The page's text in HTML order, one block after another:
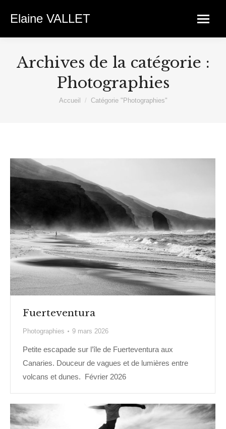
Elaine VALLET
Archives de la catégorie :
Photographies
Vous êtes ici :
Accueil Catégorie "Photographies"
Fuerteventura
Photographies 9 mars 2026
Petite escapade sur l’île de Fuerteventura aux
Canaries. Douceur de vagues et de lumières entre
volcans et dunes. Février 2026